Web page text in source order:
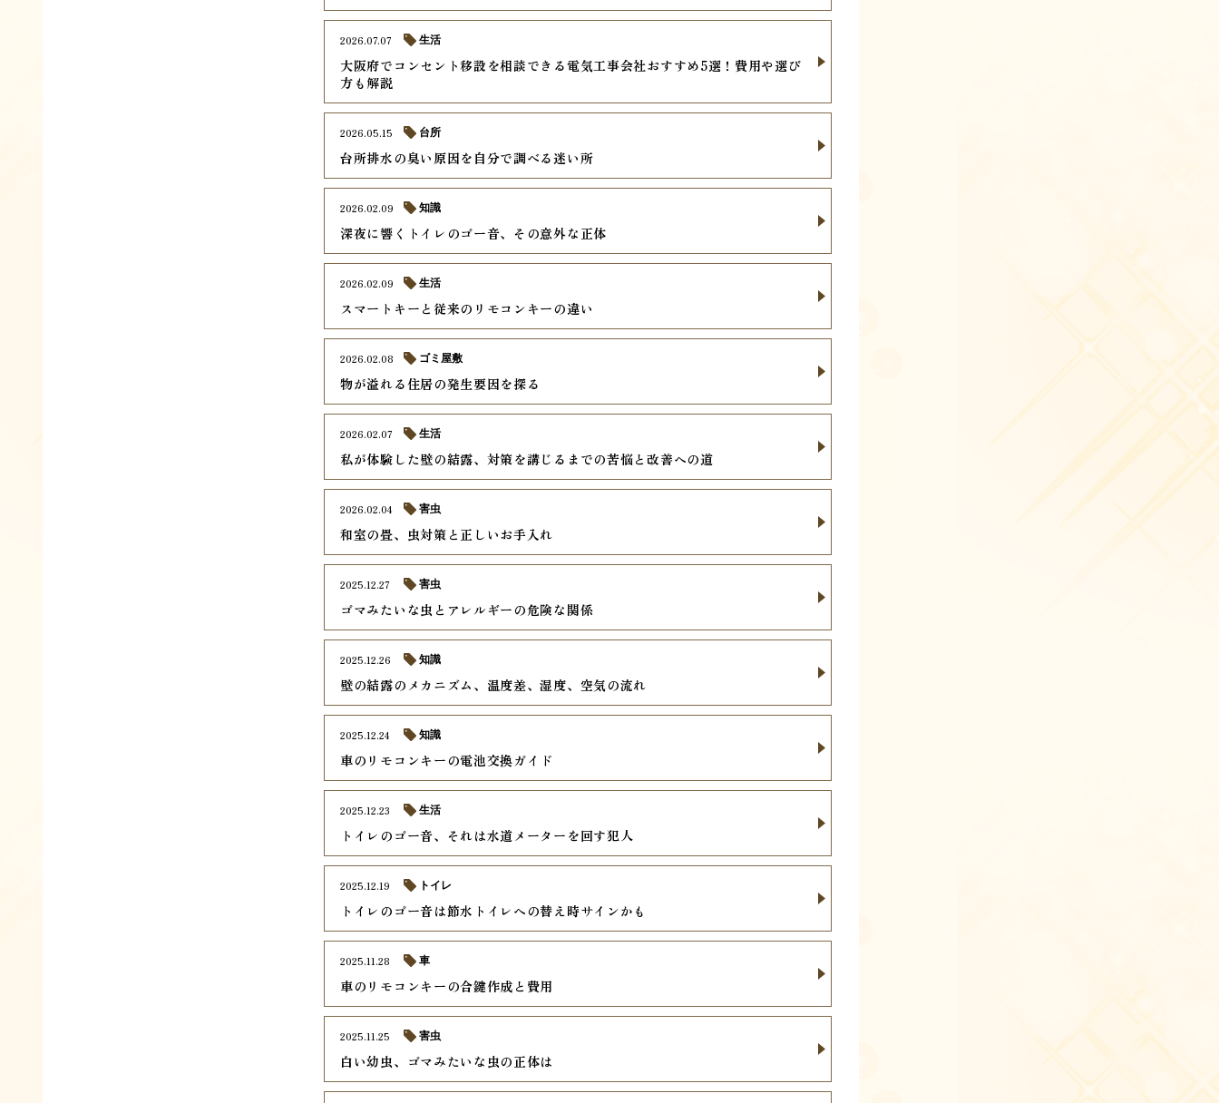
大阪府でコンセント移設を相談できる電気工事会社おすすめ5選！費用や選び
方も解説
2026.07.07 生活
台所排水の臭い原因を自分で調べる迷い所
2026.05.15 台所
深夜に響くトイレのゴー音、その意外な正体
2026.02.09 知識
スマートキーと従来のリモコンキーの違い
2026.02.09 生活
物が溢れる住居の発生要因を探る
2026.02.08 ゴミ屋敷
私が体験した壁の結露、対策を講じるまでの苦悩と改善への道
2026.02.07 生活
和室の畳、虫対策と正しいお手入れ
2026.02.04 害虫
ゴマみたいな虫とアレルギーの危険な関係
2025.12.27 害虫
壁の結露のメカニズム、温度差、湿度、空気の流れ
2025.12.26 知識
車のリモコンキーの電池交換ガイド
2025.12.24 知識
トイレのゴー音、それは水道メーターを回す犯人
2025.12.23 生活
トイレのゴー音は節水トイレへの替え時サインかも
2025.12.19 トイレ
車のリモコンキーの合鍵作成と費用
2025.11.28 車
白い幼虫、ゴマみたいな虫の正体は
2025.11.25 害虫